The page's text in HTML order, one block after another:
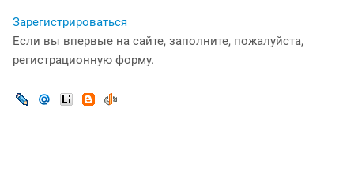
Зарегистрироваться
Если вы впервые на сайте, заполните, пожалуйста,
регистрационную форму.